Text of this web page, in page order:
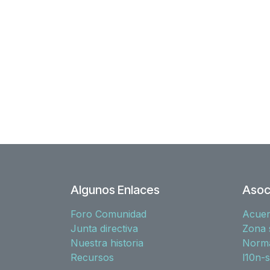
Algunos Enlaces
Foro Comunidad
Junta directiva
Nuestra historia
Recursos
Zona
l10n-